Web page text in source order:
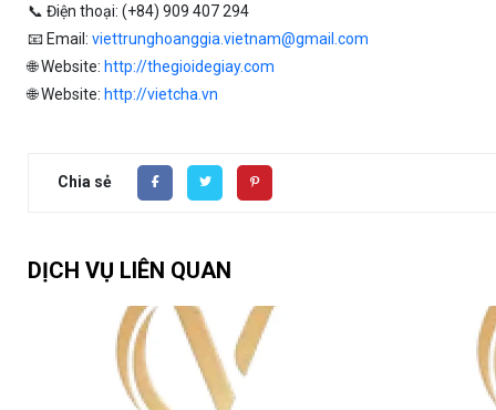
📞 Điện thoại: (+84) 909 407 294
📧 Email: viettrunghoanggia.vietnam@gmail.com
🌐 Website: http://thegioidegiay.com
🌐 Website: http://vietcha.vn
Chia sẻ
DỊCH VỤ LIÊN QUAN